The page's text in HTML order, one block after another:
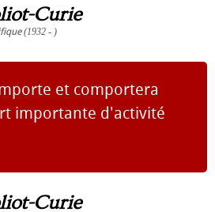
Curie
(1932 - )
et comportera
importante d'activité
Curie